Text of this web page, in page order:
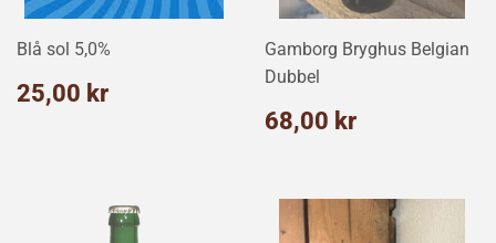
Blå sol 5,0%
Normalpris
25,00 kr
Gamborg Bryghus Belgian
Dubbel
Normalpris
68,00 kr